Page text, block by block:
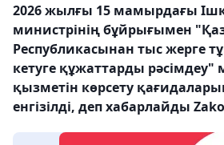
2026 жылғы 15 мамырдағы
министрінің бұйрығымен
Республикасынан тыс жерге
кетуге құжаттарды рәсімдеу"
қызметін көрсету
енгізілді, деп хабарлайды